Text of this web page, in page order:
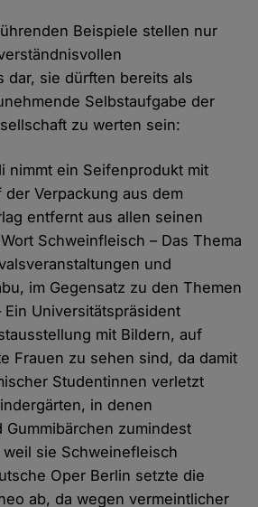
Beispiele stellen nur
dar, sie dürften bereits als
Selbstaufgabe der
zu werten sein:
nimmt ein Seifenprodukt mit
Verpackung aus dem
entfernt aus allen seinen
Schweinfleisch – Das Thema
und
im Gegensatz zu den Themen
Ein Universitätspräsident
mit Bildern, auf
Frauen zu sehen sind, da damit
Studentinnen verletzt
in denen
zumindest
sie Schweinefleisch
Oper Berlin setzte die
ab, da wegen vermeintlicher